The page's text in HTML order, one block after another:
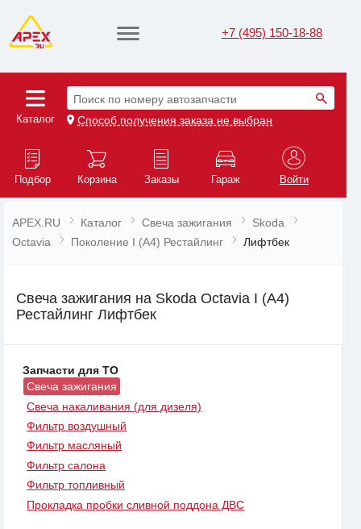
+7 (495) 150-18-88
Каталог
Поиск по номеру автозапчасти
Способ получения заказа не выбран
Подбор Корзина Заказы Гараж Войти
APEX.RU Каталог Свеча зажигания
Skoda
Octavia
Поколение I (A4) Рестайлинг Лифтбек
Свеча зажигания на Skoda Octavia I (A4)
Рестайлинг Лифтбек
Запчасти для ТО
Свеча зажигания
Свеча накаливания (для дизеля)
Фильтр воздушный
Фильтр масляный
Фильтр салона
Фильтр топливный
Прокладка пробки сливной поддона ДВС